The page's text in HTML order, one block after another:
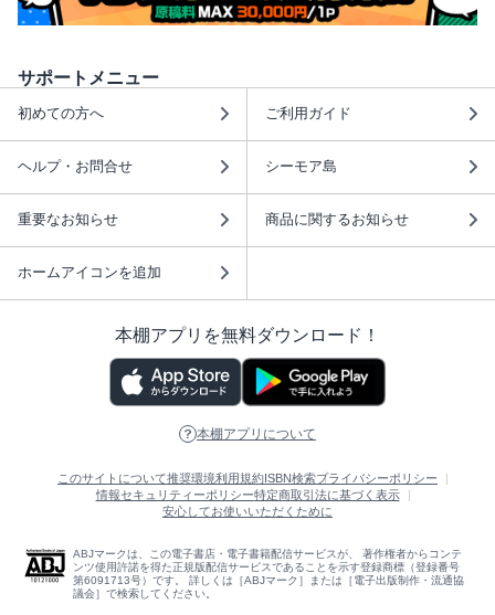
サポートメニュー
初めての方へ ご利用ガイド
ヘルプ・お問合せ シーモア島
重要なお知らせ 商品に関するお知らせ
ホームアイコンを追加
本棚アプリを無料ダウンロード！
本棚アプリについて
このサイトについて推奨環境利用規約ISBN検索プライバシーポリシー
情報セキュリティーポリシー特定商取引法に基づく表示
安心してお使いいただくために
ABJマークは、この電子書店・電子書籍配信サービスが、 著作権者からコンテ
ンツ使用許諾を得た正規版配信サービスであることを示す登録商標（登録番号
第6091713号）です。 詳しくは［ABJマーク］または［電子出版制作・流通協
議会］で検索してください。